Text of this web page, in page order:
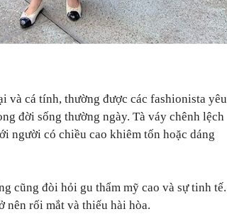
và cá tính, thường được các fashionista yêu
đời sống thường ngày. Tà váy chênh lệch
người có chiều cao khiêm tốn hoặc dáng
cũng đòi hỏi gu thẩm mỹ cao và sự tinh tế.
nên rối mắt và thiếu hài hòa.